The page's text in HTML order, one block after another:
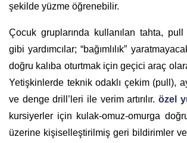
şekilde yüzme öğrenebilir.
Çocuk gruplarında kullanılan tahta,
gibi yardımcılar; “bağımlılık”
doğru kalıba oturtmak için geçici araç
Yetişkinlerde teknik odaklı çekim (pull),
ve denge drill’leri ile verim artırılır. özel
kursiyerler için kulak-omuz-omurga
üzerine kişiselleştirilmiş geri bildirimler